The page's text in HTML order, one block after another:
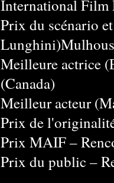
International Film
Prix du scénario
Lunghini)
Meilleure actrice
(Canada)
Meilleur acteur
Prix de
Prix MAIF–
Prix du public–